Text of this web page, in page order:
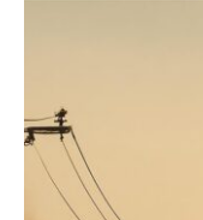
Food
Health